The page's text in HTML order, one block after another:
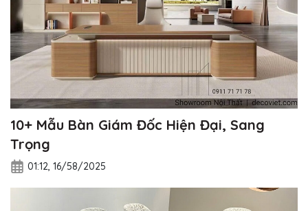
10+ Mẫu Bàn Giám Đốc Hiện Đại, Sang
Trọng
01:12, 16/58/2025